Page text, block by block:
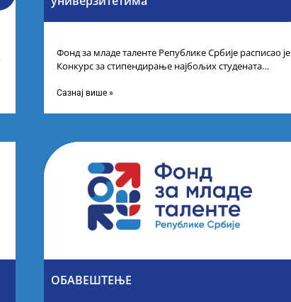
Фонд за младе таленте Републике Србије расписао је
Конкурс за стипендирање најбољих студената
Сазнај више »
ОБАВЕШТЕЊЕ